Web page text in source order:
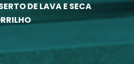
DE LAVA E SECA